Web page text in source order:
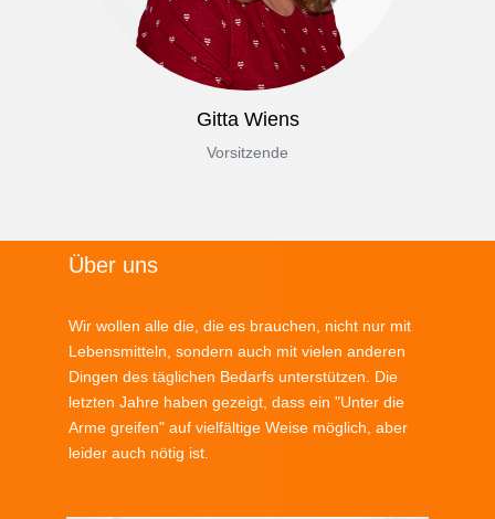
Gitta Wiens
Vorsitzende
Über uns
Wir wollen alle die, die es brauchen, nicht nur mit
Lebensmitteln, sondern auch mit vielen anderen
Dingen des täglichen Bedarfs unterstützen. Die
letzten Jahre haben gezeigt, dass ein "Unter die
Arme greifen" auf vielfältige Weise möglich, aber
leider auch nötig ist.